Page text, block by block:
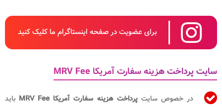
برای عضویت در صفحه اینستاگرام ما کلیک کنید
سایت پرداخت هزینه سفارت آمریکا MRV Fee​
در خصوص سایتپرداخت هزینه سفارت آمریکا MRV Fee​ باید